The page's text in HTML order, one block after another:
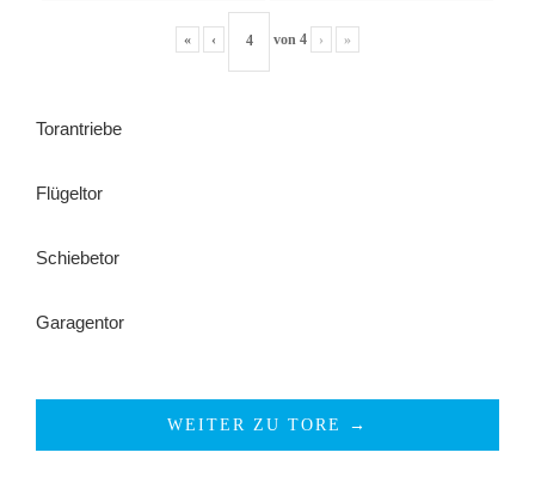
« ‹ von 4 › »
Torantriebe
Flügeltor
Schiebetor
Garagentor
WEITER ZU TORE →